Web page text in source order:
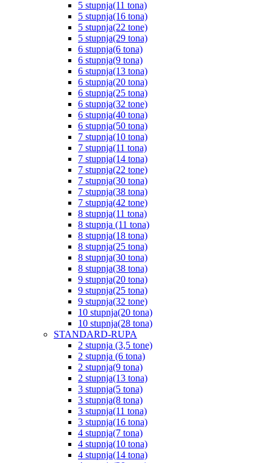
5 stupnja(11 tona)
5 stupnja(16 tona)
5 stupnja(22 tone)
5 stupnja(29 tona)
6 stupnja(6 tona)
6 stupnja(9 tona)
6 stupnja(13 tona)
6 stupnja(20 tona)
6 stupnja(25 tona)
6 stupnja(32 tone)
6 stupnja(40 tona)
6 stupnja(50 tona)
7 stupnja(10 tona)
7 stupnja(11 tona)
7 stupnja(14 tona)
7 stupnja(22 tone)
7 stupnja(30 tona)
7 stupnja(38 tona)
7 stupnja(42 tone)
8 stupnja(11 tona)
8 stupnja (11 tona)
8 stupnja(18 tona)
8 stupnja(25 tona)
8 stupnja(30 tona)
8 stupnja(38 tona)
9 stupnja(20 tona)
9 stupnja(25 tona)
9 stupnja(32 tone)
10 stupnja(20 tona)
10 stupnja(28 tona)
STANDARD-RUPA
2 stupnja (3,5 tone)
2 stupnja (6 tona)
2 stupnja(9 tona)
2 stupnja(13 tona)
3 stupnja(5 tona)
3 stupnja(8 tona)
3 stupnja(11 tona)
3 stupnja(16 tona)
4 stupnja(7 tona)
4 stupnja(10 tona)
4 stupnja(14 tona)